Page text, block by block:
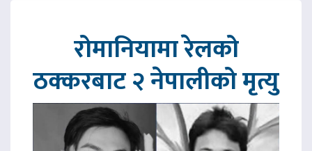
रोमानियामा रेलको
ठक्करबाट २ नेपालीको मृत्यु